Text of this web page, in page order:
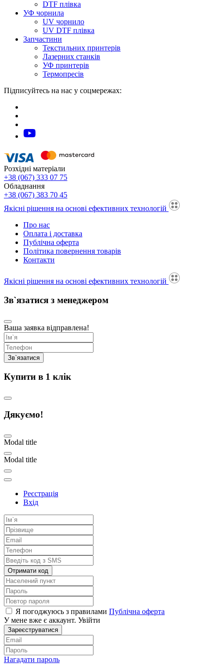
DTF плівка
УФ чорнила
UV чорнило
UV DTF плівка
Запчастини
Текстильних принтерів
Лазерних станків
УФ принтерів
Термопресів
Підписуйтесь на нас у соцмережах:
Розхідні матеріали
+38 (067) 333 07 75
Обладнання
+38 (067) 383 70 45
Якісні рішення на основі ефективних технологій
Про нас
Оплата і доставка
Публічна оферта
Політика повернення товарів
Контакти
Якісні рішення на основі ефективних технологій
Зв`язатися з менеджером
Ваша заявка відправлена!
Купити в 1 клік
Дякуємо!
Modal title
Modal title
Реєстрація
Вхід
Отримати код
Я погоджуюсь з правилами Публічна оферта
У мене вже є аккаунт. Увійти
Зареєструватися
Нагадати пароль